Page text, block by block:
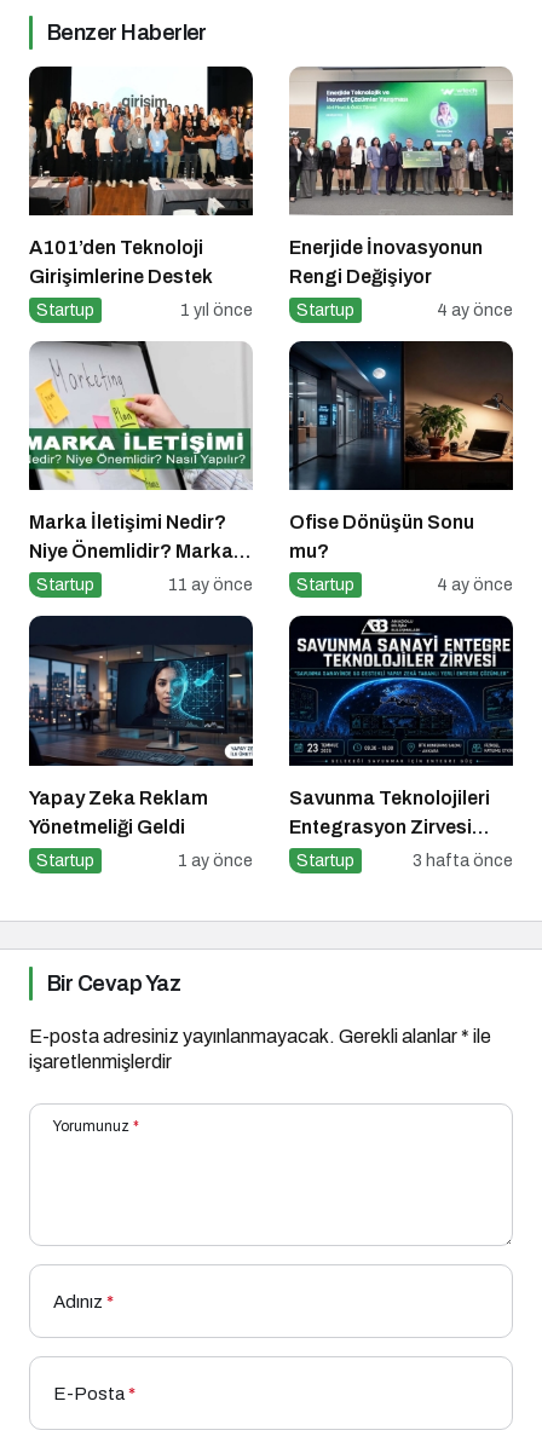
Benzer Haberler
A101’den Teknoloji
Girişimlerine Destek
Startup 1 yıl önce
Enerjide İnovasyonun
Rengi Değişiyor
Startup 4 ay önce
Marka İletişimi Nedir?
Niye Önemlidir? Marka
İletişimi Nasıl Yapılır?
Startup 11 ay önce
Ofise Dönüşün Sonu
mu?
Startup 4 ay önce
Yapay Zeka Reklam
Yönetmeliği Geldi
Startup 1 ay önce
Savunma Teknolojileri
Entegrasyon Zirvesi
Ankara’da
Startup 3 hafta önce
Bir Cevap Yaz
E-posta adresiniz yayınlanmayacak. Gerekli alanlar* ile
işaretlenmişlerdir
Yorumunuz *
Adınız *
E-Posta*